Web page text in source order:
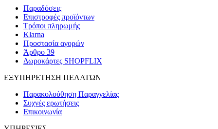
Παραδόσεις
Επιστροφές προϊόντων
Τρόποι πληρωμής
Klarna
Προστασία αγορών
Άρθρο 39
Δωροκάρτες SHOPFLIX
ΕΞΥΠΗΡΕΤΗΣΗ ΠΕΛΑΤΩΝ
Παρακολούθηση Παραγγελίας
Συχνές ερωτήσεις
Επικοινωνία